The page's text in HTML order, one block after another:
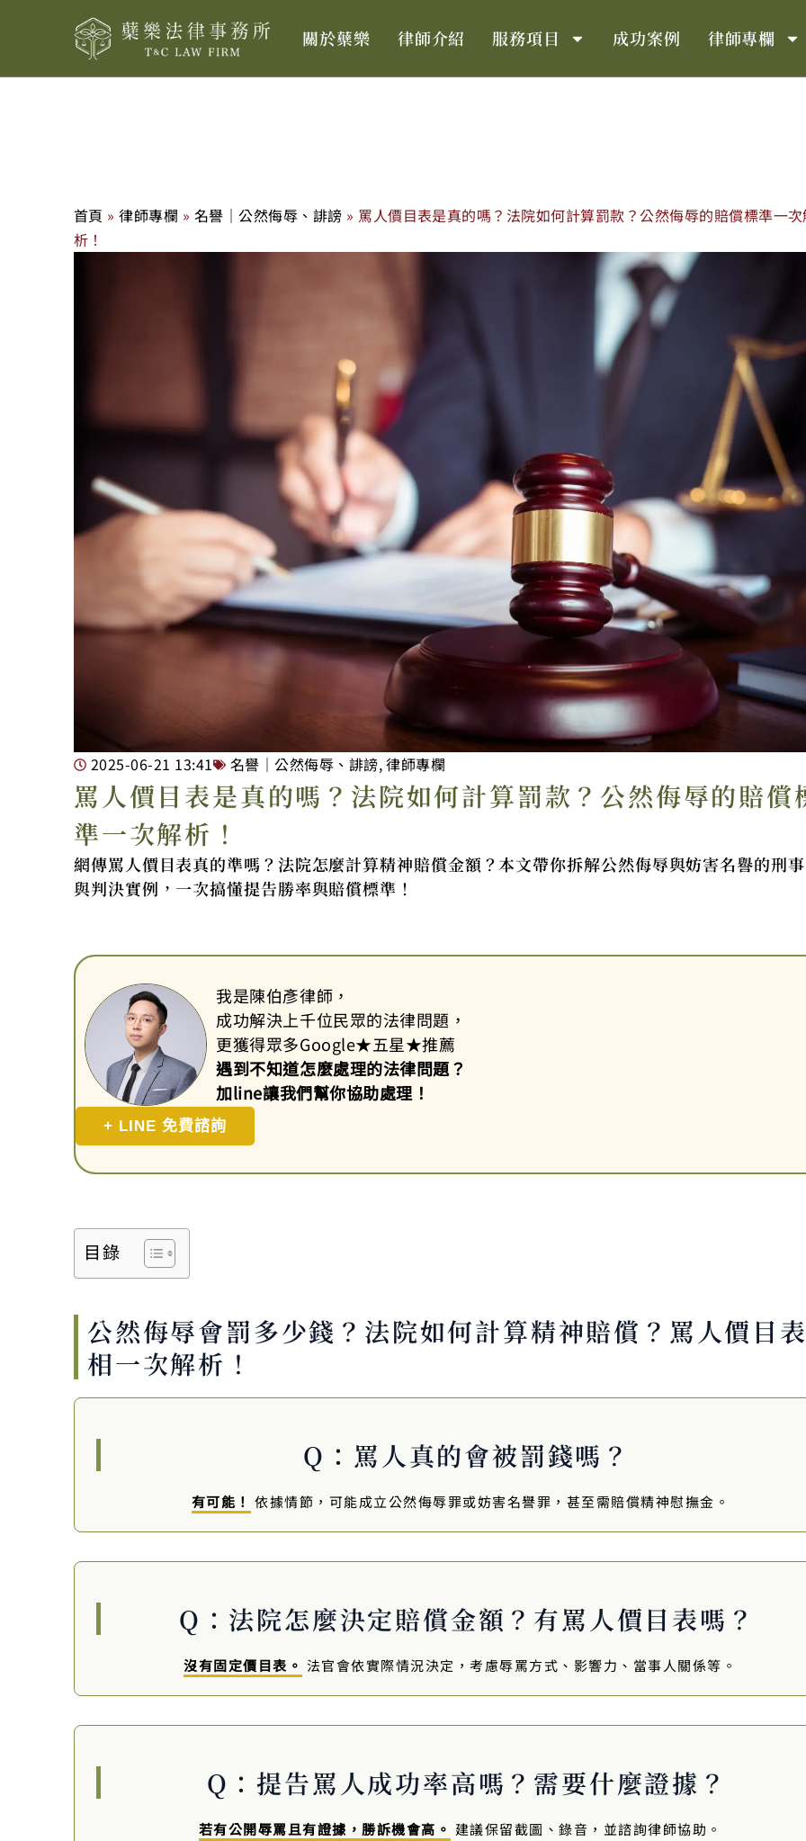
關於蘗樂 律師介紹 服務項目 成功案例 律師專欄
首頁 »律師專欄 » 名譽｜公然侮辱、誹謗 » 罵人價目表是真的嗎？法院如何計算罰款？公然侮辱的賠償標準一
析！
2025-06-21 13:41 名譽｜公然侮辱、誹謗,律師專欄
罵人價目表是真的嗎？法院如何計算罰款？公然侮辱的賠償
準一次解析！
網傳罵人價目表真的準嗎？法院怎麼計算精神賠償金額？本文帶你拆解公然侮辱與妨害名譽的刑
與判決實例，一次搞懂提告勝率與賠償標準！
我是陳伯彥律師，
成功解決上千位民眾的法律問題，
更獲得眾多Google★五星★推薦
遇到不知道怎麼處理的法律問題？
加line讓我們幫你協助處理！
+ LINE 免費諮詢
目錄
公然侮辱會罰多少錢？法院如何計算精神賠償？罵人價目
相一次解析！
Q：罵人真的會被罰錢嗎？
有可能！ 依據情節，可能成立公然侮辱罪或妨害名譽罪，甚至需賠償精神慰撫金。
Q：法院怎麼決定賠償金額？有罵人價目表嗎？
沒有固定價目表。 法官會依實際情況決定，考慮辱罵方式、影響力、當事人關係等。
Q：提告罵人成功率高嗎？需要什麼證據？
若有公開辱罵且有證據，勝訴機會高。 建議保留截圖、錄音，並諮詢律師協助。